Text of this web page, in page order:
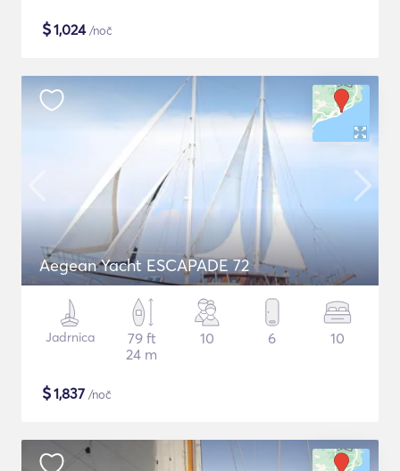
$1,024/noč
Aegean Yacht ESCAPADE 72
Jadrnica
79 ft
24 m
10 6 10
$1,837 /noč